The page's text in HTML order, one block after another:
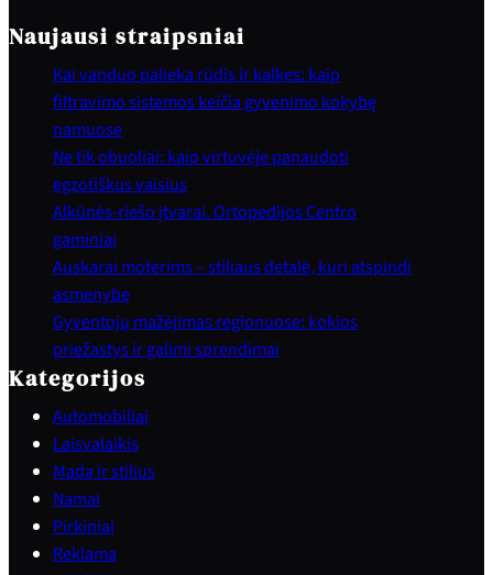
Naujausi straipsniai
Kai vanduo palieka rūdis ir kalkes: kaip
filtravimo sistemos keičia gyvenimo kokybę
namuose
Ne tik obuoliai: kaip virtuvėje panaudoti
egzotiškus vaisius
Alkūnės-riešo įtvarai. Ortopedijos Centro
gaminiai
Auskarai moterims – stiliaus detalė, kuri atspindi
asmenybę
Gyventojų mažėjimas regionuose: kokios
priežastys ir galimi sprendimai
Kategorijos
Automobiliai
Laisvalaikis
Mada ir stilius
Namai
Pirkiniai
Reklama